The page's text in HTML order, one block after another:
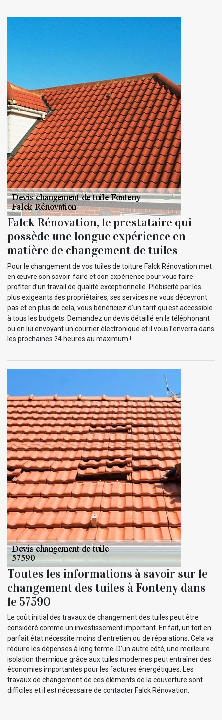
Falck Rénovation, le prestataire qui
possède une longue expérience en
matière de changement de tuiles
Pour le changement de vos tuiles de toiture Falck Rénovation met
en œuvre son savoir-faire et son expérience pour vous faire
profiter d’un travail de qualité exceptionnelle. Plébiscité par les
plus exigeants des propriétaires, ses services ne vous décevront
pas et en plus de cela, vous bénéficiez d’un tarif qui est accessible
à tous les budgets. Demandez un devis détaillé en le téléphonant
ou en lui envoyant un courrier électronique et il vous l’enverra dans
les prochaines 24 heures au maximum !
Toutes les informations à savoir sur le
changement des tuiles à Fonteny dans
le 57590
Le coût initial des travaux de changement des tuiles peut être
considéré comme un investissement important. En fait, un toit en
parfait état nécessite moins d'entretien ou de réparations. Cela va
réduire les dépenses à long terme. D'un autre côté, une meilleure
isolation thermique grâce aux tuiles modernes peut entraîner des
économies importantes pour les factures énergétiques. Les
travaux de changement de ces éléments de la couverture sont
difficiles et il est nécessaire de contacter Falck Rénovation.